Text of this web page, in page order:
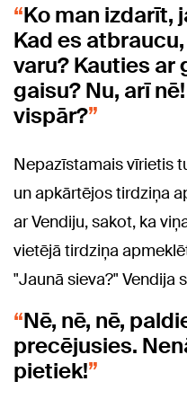
Ko man izdarīt,
Kad es
varu? Kauties ar
gaisu? Nu, arī
vispār?
Nepazīstamais vīrietis
un apkārtējos tirdziņa
ar Vendiju, sakot, ka
vietējā tirdziņa
"Jaunā sieva?" Vendija
Nē, nē, nē,
precējusies.
pietiek!